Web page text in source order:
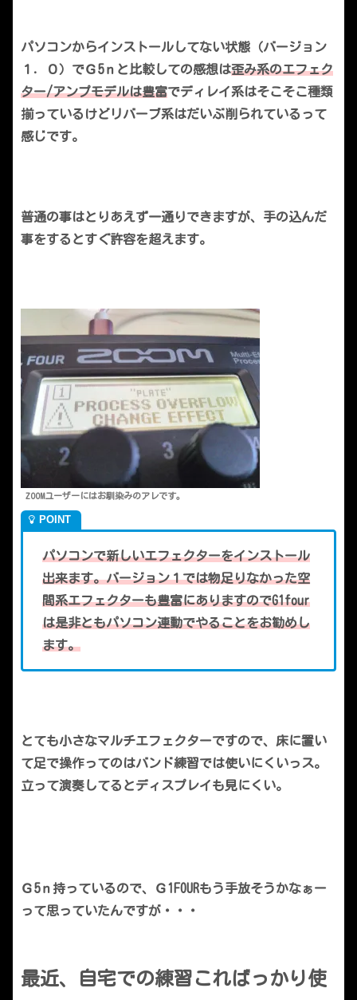
パソコンからインストールしてない状態（バージョン
１．０）でＧ5ｎと比較しての感想は歪み系のエフェク
ター/アンプモデルは豊富でディレイ系はそこそこ種類
揃っているけどリバーブ系はだいぶ削られているって
感じです。
普通の事はとりあえず一通りできますが、手の込んだ
事をするとすぐ許容を超えます。
ZOOMユーザーにはお馴染みのアレです。
パソコンで新しいエフェクターをインストール
出来ます。バージョン１では物足りなかった空
間系エフェクターも豊富にありますのでG1four
は是非ともパソコン連動でやることをお勧めし
ます。
とても小さなマルチエフェクターですので、床に置い
て足で操作ってのはバンド練習では使いにくいっス。
立って演奏してるとディスプレイも見にくい。
Ｇ5ｎ持っているので、Ｇ1FOURもう手放そうかなぁー
って思っていたんですが・・・
最近、自宅での練習こればっかり使